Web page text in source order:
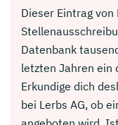
Dieser Eintrag
Datenbank
letzten Jahren ein
Erkundige dich
bei Lerbs AG, ob